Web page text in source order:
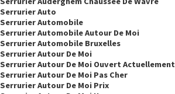
Serrurier Auto
Serrurier Automobile
Serrurier Automobile Autour De Moi
Serrurier Automobile Bruxelles
Serrurier Autour De Moi
Serrurier Autour De Moi Ouvert Actuellement
Serrurier Autour De Moi Pas Cher
Serrurier Autour De Moi Prix